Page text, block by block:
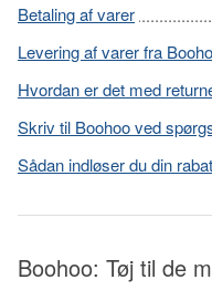
Betaling af varer
Levering af varer fra
Hvordan er det med
Skriv til Boohoo ved
Sådan indløser du din
Boohoo: Tøj til de